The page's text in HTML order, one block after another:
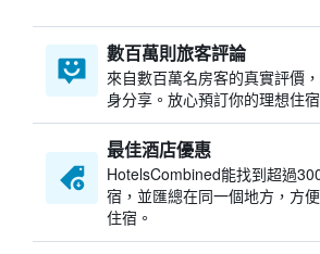
數百萬則旅客評論
來自數百萬名房客的真實評價
身分享。放心預訂你的理想住宿
最佳酒店優惠
HotelsCombined​能找到超過
宿，並匯總在同一個地方，方
住宿。